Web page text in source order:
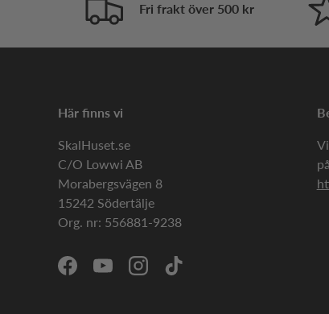
Fri frakt över 500 kr
Här finns vi
SkalHuset.se
C/O Lowwi AB
Morabergsvägen 8
15242 Södertälje
Org. nr: 556881-9238
FacebookYouTubeInstagramTikTok